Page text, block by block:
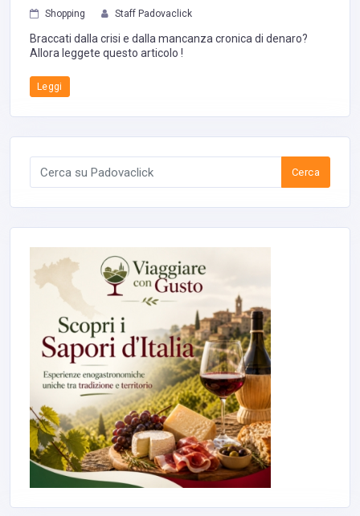
Shopping Staff Padovaclick
Braccati dalla crisi e dalla mancanza cronica di denaro?
Allora leggete questo articolo !
Leggi
Cerca